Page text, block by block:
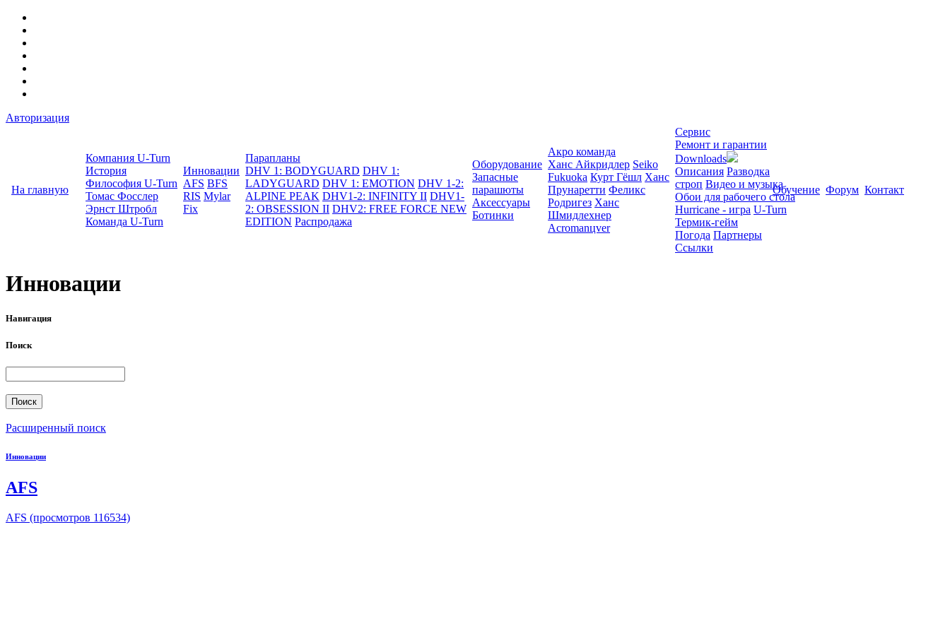
Авторизация
На главную
Компания U-Turn
История
Философия U-Turn
Томас Фосслер
Эрнст Штробл
Команда U-Turn
Инновации
AFS BFS
RIS Mylar
Fix
Парапланы
DHV 1: BODYGUARD DHV 1:
LADYGUARD DHV 1: EMOTION DHV 1-2:
ALPINE PEAK DHV1-2: INFINITY II DHV1-
2: OBSESSION II DHV2: FREE FORCE NEW
EDITION Распродажа
Оборудование
Запасные
парашюты
Аксессуары
Ботинки
Акро команда
Ханс Айкридлер Seiko
Fukuoka Курт Гёшл Ханс
Прунаретти Феликс
Родригез Ханс
Шмидлехнер
Acromanцver
Сервис
Ремонт и гарантии
Downloads
Описания Разводка
строп Видео и музыка
Обои для рабочего стола
Hurricane - игра U-Turn
Термик-гейм
Погода Партнеры
Ссылки
Обучение Форум Контакт
Инновации
Навигация
Поиск
Расширенный поиск
Инновации
AFS
AFS (просмотров 116534)